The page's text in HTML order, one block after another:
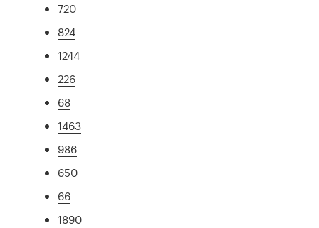
720
824
1244
226
68
1463
986
650
66
1890